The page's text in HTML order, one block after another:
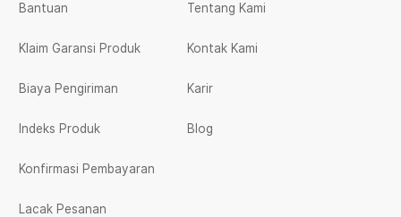
Bantuan
Klaim Garansi Produk
Biaya Pengiriman
Indeks Produk
Konfirmasi Pembayaran
Lacak Pesanan
Tentang Kami
Kontak Kami
Karir
Blog